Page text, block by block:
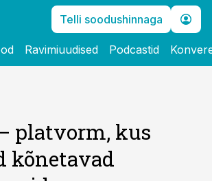
Telli soodushinnaga
Ravimiuudised Podcastid
platvorm, kus
kõnetavad